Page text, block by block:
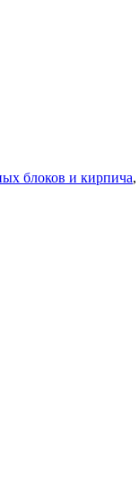
блоков и кирпича,